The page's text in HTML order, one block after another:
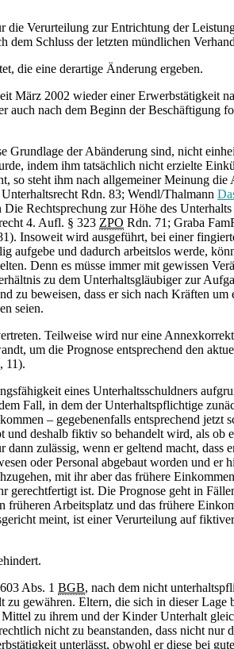
Verurteilung zur Entrichtung der
Schluss der letzten mündlichen
die eine derartige Änderung ergeben.
März 2002 wieder einer Erwerbstätigkeit
nach dem Beginn der Beschäftigung
der Abänderung sind, nicht
indem ihm tatsächlich nicht erzielte
so steht ihm nach allgemeiner Meinung die
Rdn. 83; Wendl/Thalmann
Rechtsprechung zur Höhe des
4. Aufl. § 323 ZPO Rdn. 71; Graba
Insoweit wird ausgeführt, bei einer
und dadurch arbeitslos werde,
Denn es müsse immer mit gewissen
zu dem Unterhaltsgläubiger zur
beweisen, dass er sich nach Kräften
seien.
Teilweise wird nur eine
um die Prognose entsprechend den
11).
eines Unterhaltsschuldners
Fall, in dem der Unterhaltspflichtige
– gegebenenfalls entsprechend jetzt
deshalb fiktiv so behandelt wird, als ob
zulässig, wenn er geltend macht,
oder Personal abgebaut worden und
mit ihr aber das frühere
ist. Die Prognose geht in
Arbeitsplatz und das frühere
meint, ist einer Verurteilung auf
Abs. 1 BGB, nach dem nicht
gewähren. Eltern, die sich in dieser
zu ihrem und der Kinder Unterhalt
nicht zu beanstanden, dass nicht
unterlässt, obwohl er diese bei